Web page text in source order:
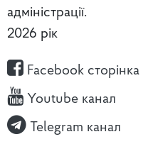
адміністрації.
2026 рік
Facebook сторінка
Youtube канал
Telegram канал